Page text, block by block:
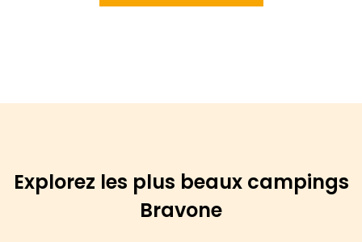
Explorez les plus beaux campings
Bravone